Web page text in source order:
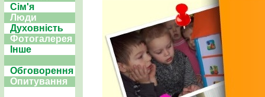
Сім'я
Люди
Духовність
Фотогалерея
Інше
Обговорення
Опитування